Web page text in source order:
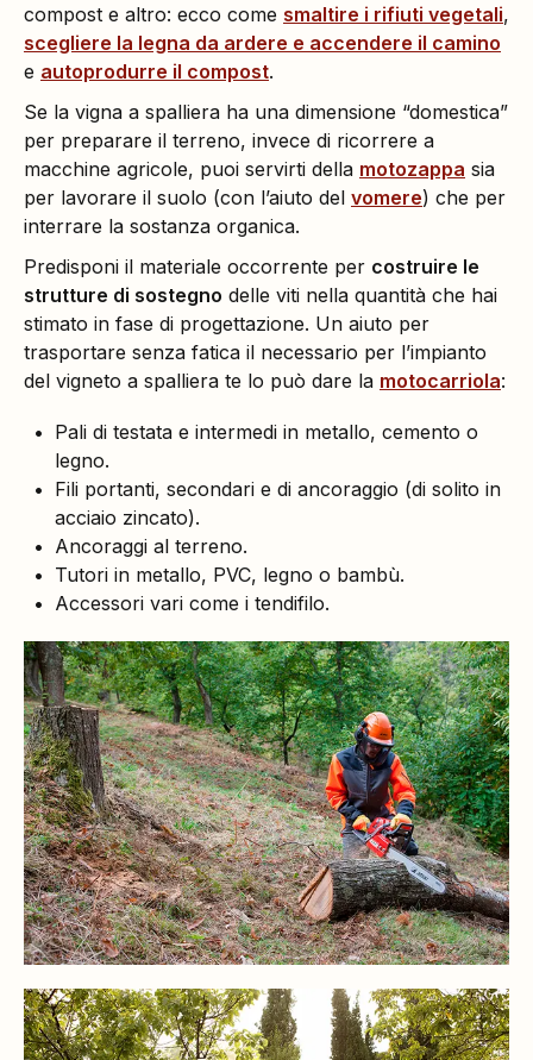
compost e altro: ecco come smaltire i rifiuti vegetali,
scegliere la legna da ardere e accendere il camino
e autoprodurre il compost.
Se la vigna a spalliera ha una dimensione “domestica”
per preparare il terreno, invece di ricorrere a
macchine agricole, puoi servirti della motozappa sia
per lavorare il suolo (con l’aiuto del vomere) che per
interrare la sostanza organica.
Predisponi il materiale occorrente per costruire le
strutture di sostegno delle viti nella quantità che hai
stimato in fase di progettazione. Un aiuto per
trasportare senza fatica il necessario per l’impianto
del vigneto a spalliera te lo può dare la motocarriola:
Pali di testata e intermedi in metallo, cemento o
legno.
Fili portanti, secondari e di ancoraggio (di solito in
acciaio zincato).
Ancoraggi al terreno.
Tutori in metallo, PVC, legno o bambù.
Accessori vari come i tendifilo.